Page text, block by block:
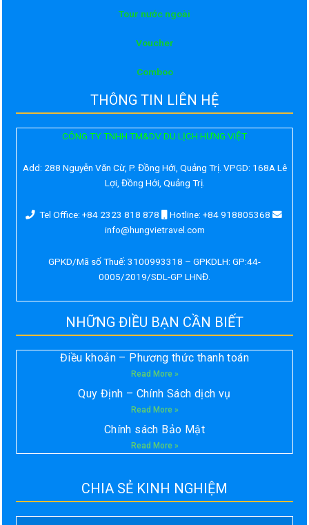
Tour nước ngoài
Voucher
Comboo
THÔNG TIN LIÊN HỆ
CÔNG TY TNHH TM&DV DU LỊCH HƯNG VIỆT
Add: 288 Nguyễn Văn Cừ, P. Đồng Hới, Quảng Trị. VPGD: 168A Lê
Lợi, Đồng Hới, Quảng Trị.
Tel Office: +84 2323 818 878
Hotline: +84 918805368
info@hungvietravel.com
GPKD/Mã số Thuế: 3100993318 – GPKDLH: GP:44-
0005/2019/SDL-GP LHNĐ.
NHỮNG ĐIỀU BẠN CẦN BIẾT
Điều khoản – Phương thức thanh toán
Read More »
Quy Định – Chính Sách dịch vụ
Read More »
Chính sách Bảo Mật
Read More »
CHIA SẺ KINH NGHIỆM